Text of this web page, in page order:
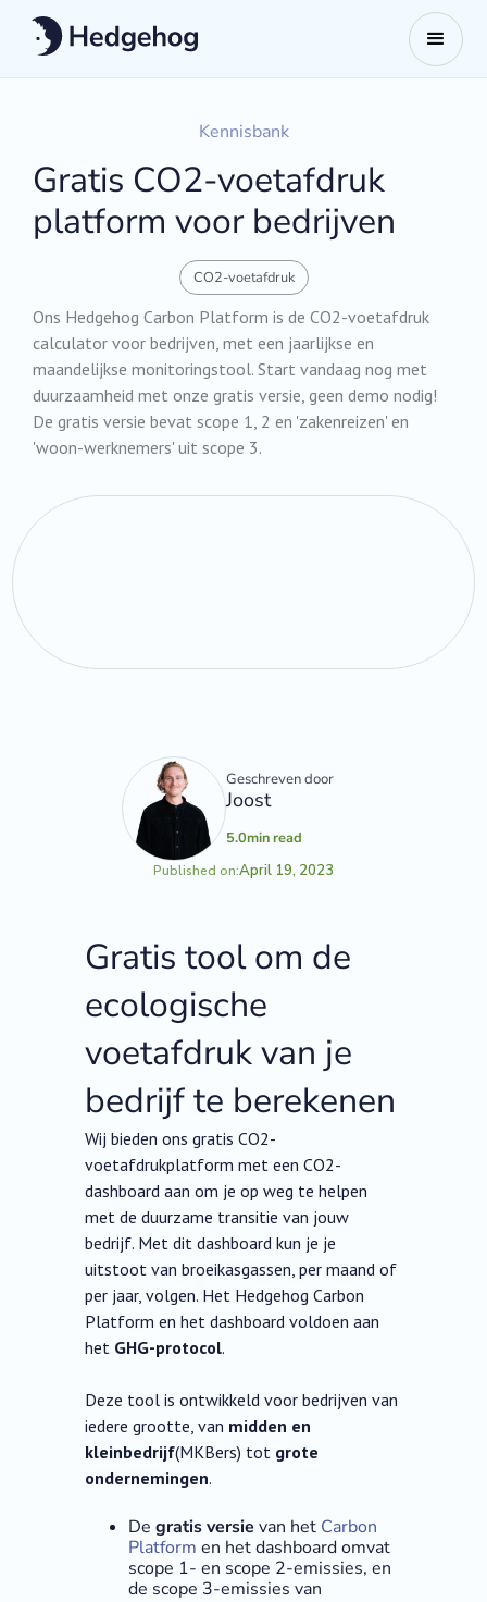
Kennisbank
Gratis CO2-voetafdruk
platform voor bedrijven
CO2-voetafdruk
Ons Hedgehog Carbon Platform is de CO2-voetafdruk
calculator voor bedrijven, met een jaarlijkse en
maandelijkse monitoringstool. Start vandaag nog met
duurzaamheid met onze gratis versie, geen demo nodig!
De gratis versie bevat scope 1, 2 en 'zakenreizen' en
'woon-werknemers' uit scope 3.
Geschreven door
Joost
5.0min read
Published on:April 19, 2023
Gratis tool om de
ecologische
voetafdruk van je
bedrijf te berekenen
Wij bieden ons gratis CO2-
voetafdrukplatform met een CO2-
dashboard aan om je op weg te helpen
met de duurzame transitie van jouw
bedrijf. Met dit dashboard kun je je
uitstoot van broeikasgassen, per maand of
per jaar, volgen. Het Hedgehog Carbon
Platform en het dashboard voldoen aan
het GHG-protocol.
Deze tool is ontwikkeld voor bedrijven van
iedere grootte, van midden en
kleinbedrijf(MKBers) tot grote
ondernemingen.
Degratis versie van het Carbon
Platformen het dashboard omvat
scope 1- en scope 2-emissies, en
de scope 3-emissies van